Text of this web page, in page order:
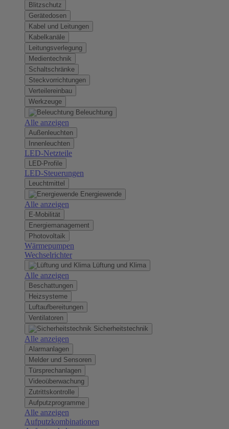
Blitzschutz
Gerätedosen
Kabel und Leitungen
Kabelkanäle
Leitungsverlegung
Medientechnik
Schaltschränke
Steckvorrichtungen
Verteilereinbau
Werkzeuge
Beleuchtung
Alle anzeigen
Außenleuchten
Innenleuchten
LED-Netzteile
LED-Profile
LED-Steuerungen
Leuchtmittel
Energiewende
Alle anzeigen
E-Mobilität
Energiemanagement
Photovoltaik
Wärmepumpen
Wechselrichter
Lüftung und Klima
Alle anzeigen
Beschattungen
Heizsysteme
Luftaufbereitungen
Ventilatoren
Sicherheitstechnik
Alle anzeigen
Alarmanlagen
Melder und Sensoren
Türsprechanlagen
Videoüberwachung
Zutrittskontrolle
Aufputzprogramme
Alle anzeigen
Aufputzkombinationen